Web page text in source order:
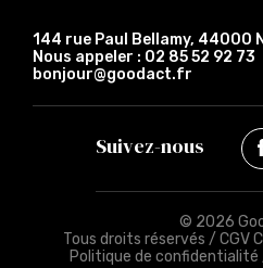
144 rue Paul Bellamy, 44000
Nous appeler : 02 85 52 92 73
bonjour@goodact.fr
Suivez-nous
© 2026
Tous droits réservés / CGV
Politique de confidentialité